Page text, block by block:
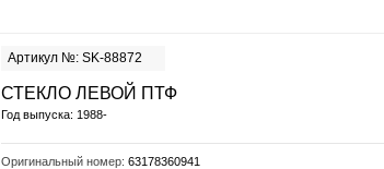
Артикул №: SK-88872
СТЕКЛО ЛЕВОЙ ПТФ
Год выпуска: 1988-
Оригинальный номер: 63178360941